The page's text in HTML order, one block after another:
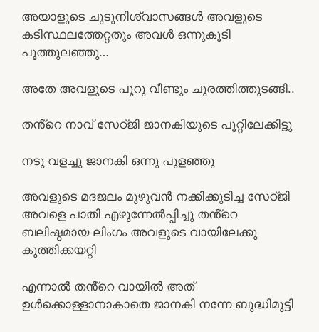
അയാളുടെ ചുടുനിശ്വാസങ്ങൾ അവളുടെ
കടിസ്ഥലത്തേറ്റതും അവൾ ഒന്നുകൂടി
പൂത്തുലഞ്ഞു…
അതേ അവളുടെ പൂറു വീണ്ടും ചുരത്തിത്തുടങ്ങി..
തൻ്റെ നാവ് സേഠ്ജി ജാനകിയുടെ പൂറ്റിലേക്കിട്ടു
നടു വളച്ചു ജാനകി ഒന്നു പുളഞ്ഞു
അവളുടെ മദജലം മുഴുവൻ നക്കിക്കുടിച്ച സേഠ്ജി
അവളെ പാതി എഴുന്നേൽപ്പിച്ചു തൻ്റെ
ബലിഷ്ഠമായ ലിംഗം അവളുടെ വായിലേക്കു
കുത്തിക്കയറ്റി
എന്നാൽ തൻ്റെ വായിൽ അത്
ഉൾക്കൊള്ളാനാകാതെ ജാനകി നന്നേ ബുദ്ധിമുട്ടി